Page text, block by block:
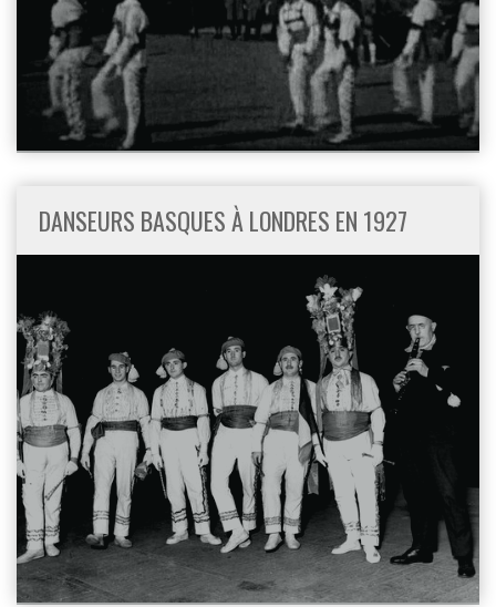
DANSEURS BASQUES À LONDRES EN 1927